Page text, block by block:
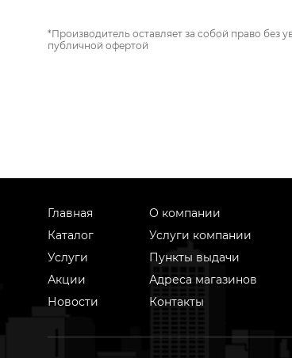
*Производитель оставляет за собой право без
публичной офертой
Главная
Каталог
Услуги
Акции
Новости
О компании
Услуги компании
Пункты выдачи
Адреса магазинов
Контакты